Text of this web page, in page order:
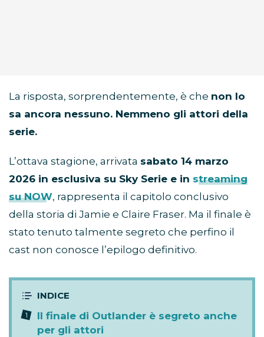
La risposta, sorprendentemente, è che non lo
sa ancora nessuno. Nemmeno gli attori della
serie.
L’ottava stagione, arrivata sabato 14 marzo
2026 in esclusiva su Sky Serie e in streaming
su NOW, rappresenta il capitolo conclusivo
della storia di Jamie e Claire Fraser. Ma il finale è
stato tenuto talmente segreto che perfino il
cast non conosce l’epilogo definitivo.
Il finale di Outlander è segreto anche
per gli attori